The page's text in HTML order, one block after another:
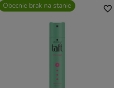
Obecnie brak na stanie favorite_border